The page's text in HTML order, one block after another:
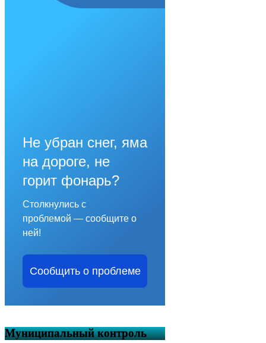
Не убран снег, яма
на дороге, не
горит фонарь?
Столкнулись с
проблемой — сообщите о
ней!
Сообщить о проблеме
Муниципальный контроль